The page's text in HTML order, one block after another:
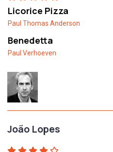
Licorice Pizza
Paul Thomas Anderson
Benedetta
Paul Verhoeven
João Lopes